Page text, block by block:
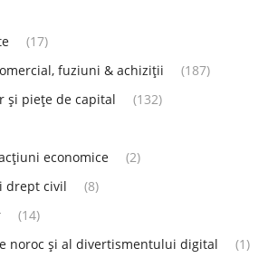
(17)
fuziuni & achiziții
(187)
și piețe de capital
(132)
economice
(2)
drept civil
(8)
(14)
noroc și al divertismentului digital
(1)